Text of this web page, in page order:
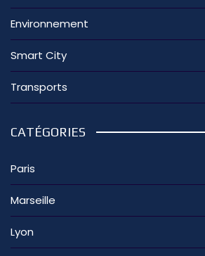
Environnement
Smart City
Transports
CATÉGORIES
Paris
Marseille
Lyon